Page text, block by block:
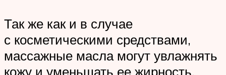
Так же как и в случае
с косметическими средствами,
массажные масла могут увлажнять
кожу и уменьшать ее жирность,